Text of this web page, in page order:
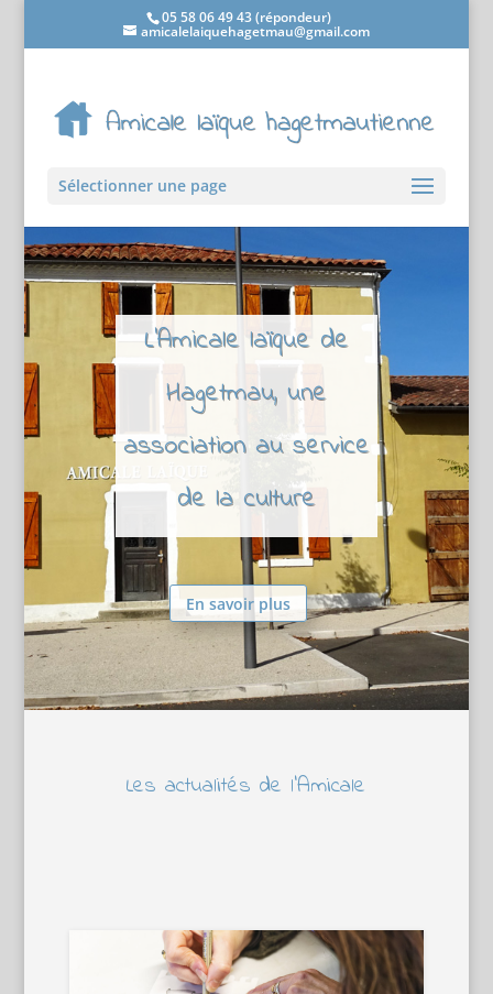
05 58 06 49 43 (répondeur)
amicalelaiquehagetmau@gmail.com
Sélectionner une page
L'Amicale laïque de
Hagetmau, une
association au service
de la culture
En savoir plus
Les actualités de l’Amicale